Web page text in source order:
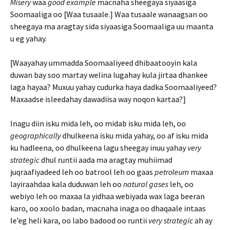
Soomaaliga oo [Waa tusaale.] Waa tusaale wanaagsan oo
sheegaya ma aragtay sida siyaasiga Soomaaliga uu maanta
u eg yahay.
[Waayahay ummadda Soomaaliyeed dhibaatooyin kala
duwan bay soo martay welina lugahay kula jirtaa dhankee
laga hayaa? Muxuu yahay cudurka haya dadka Soomaaliyeed?
Maxaadse isleedahay dawadiisa way noqon kartaa?]
Inagu diin isku mida leh, oo midab isku mida leh, oo
geographicallydhulkeena isku mida yahay, oo af isku mida
ku hadleena, oo dhulkeena lagu sheegay inuu yahayvery
strategicdhul runtii aada ma aragtay muhiimad
juqraafiyadeed leh oo batrool leh oo gaas petroleum maxaa
layiraahdaa kala duduwan leh oo natural gases leh, oo
webiyo leh oo maxaa la yidhaa webiyada wax laga beeran
karo, oo xoolo badan, macnaha inaga oo dhaqaale intaas
le’eg heli kara, oo labo badood oo runtii very strategicah ay